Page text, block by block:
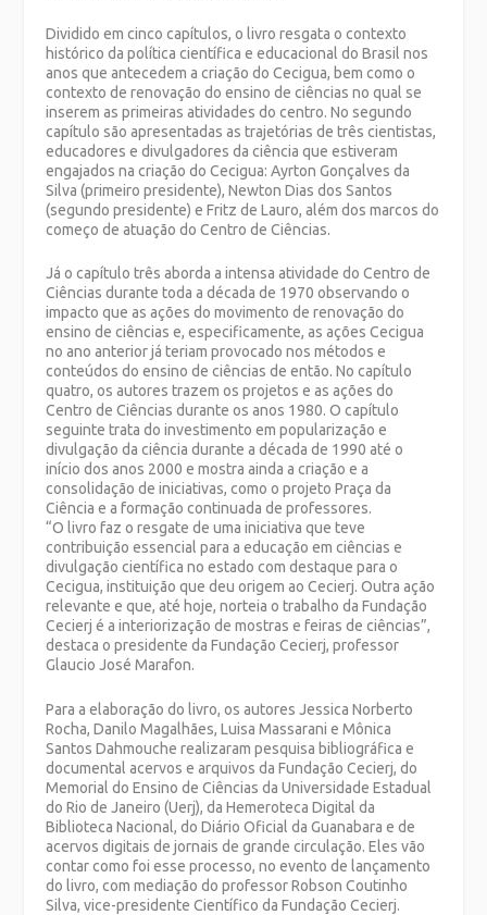
Dividido em cinco capítulos, o livro resgata o contexto
histórico da política científica e educacional do Brasil nos
anos que antecedem a criação do Cecigua, bem como o
contexto de renovação do ensino de ciências no qual se
inserem as primeiras atividades do centro. No segundo
capítulo são apresentadas as trajetórias de três cientistas,
educadores e divulgadores da ciência que estiveram
engajados na criação do Cecigua: Ayrton Gonçalves da
Silva (primeiro presidente), Newton Dias dos Santos
(segundo presidente) e Fritz de Lauro, além dos marcos do
começo de atuação do Centro de Ciências.
Já o capítulo três aborda a intensa atividade do Centro de
Ciências durante toda a década de 1970 observando o
impacto que as ações do movimento de renovação do
ensino de ciências e, especificamente, as ações Cecigua
no ano anterior já teriam provocado nos métodos e
conteúdos do ensino de ciências de então. No capítulo
quatro, os autores trazem os projetos e as ações do
Centro de Ciências durante os anos 1980. O capítulo
seguinte trata do investimento em popularização e
divulgação da ciência durante a década de 1990 até o
início dos anos 2000 e mostra ainda a criação e a
consolidação de iniciativas, como o projeto Praça da
Ciência e a formação continuada de professores.
“O livro faz o resgate de uma iniciativa que teve
contribuição essencial para a educação em ciências e
divulgação científica no estado com destaque para o
Cecigua, instituição que deu origem ao Cecierj. Outra ação
relevante e que, até hoje, norteia o trabalho da Fundação
Cecierj é a interiorização de mostras e feiras de ciências”,
destaca o presidente da Fundação Cecierj, professor
Glaucio José Marafon.
Para a elaboração do livro, os autores Jessica Norberto
Rocha, Danilo Magalhães, Luisa Massarani e Mônica
Santos Dahmouche realizaram pesquisa bibliográfica e
documental acervos e arquivos da Fundação Cecierj, do
Memorial do Ensino de Ciências da Universidade Estadual
do Rio de Janeiro (Uerj), da Hemeroteca Digital da
Biblioteca Nacional, do Diário Oficial da Guanabara e de
acervos digitais de jornais de grande circulação. Eles vão
contar como foi esse processo, no evento de lançamento
do livro, com mediação do professor Robson Coutinho
Silva, vice-presidente Científico da Fundação Cecierj.